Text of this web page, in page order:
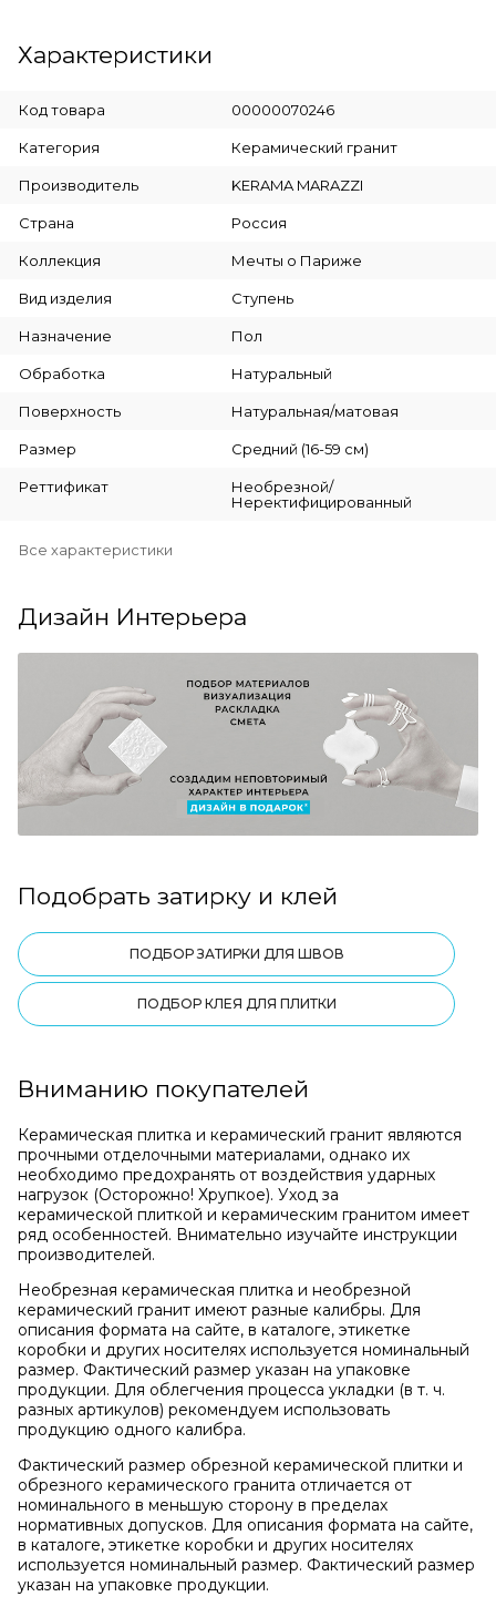
Характеристики
Код товара 00000070246
Категория Керамический гранит
Производитель KERAMA MARAZZI
Страна Россия
Коллекция Мечты о Париже
Вид изделия Ступень
Назначение Пол
Обработка Натуральный
Поверхность Натуральная/матовая
Размер Средний (16-59 см)
Реттификат
Необрезной/
Неректифицированный
Все характеристики
Дизайн Интерьера
Подобрать затирку и клей
ПОДБОР ЗАТИРКИ ДЛЯ ШВОВ
ПОДБОР КЛЕЯ ДЛЯ ПЛИТКИ
Вниманию покупателей
Керамическая плитка и керамический гранит являются
прочными отделочными материалами, однако их
необходимо предохранять от воздействия ударных
нагрузок (Осторожно! Хрупкое). Уход за
керамической плиткой и керамическим гранитом имеет
ряд особенностей. Внимательно изучайте инструкции
производителей.
Необрезная керамическая плитка и необрезной
керамический гранит имеют разные калибры. Для
описания формата на сайте, в каталоге, этикетке
коробки и других носителях используется номинальный
размер. Фактический размер указан на упаковке
продукции. Для облегчения процесса укладки (в т. ч.
разных артикулов) рекомендуем использовать
продукцию одного калибра.
Фактический размер обрезной керамической плитки и
обрезного керамического гранита отличается от
номинального в меньшую сторону в пределах
нормативных допусков. Для описания формата на сайте,
в каталоге, этикетке коробки и других носителях
используется номинальный размер. Фактический размер
указан на упаковке продукции.